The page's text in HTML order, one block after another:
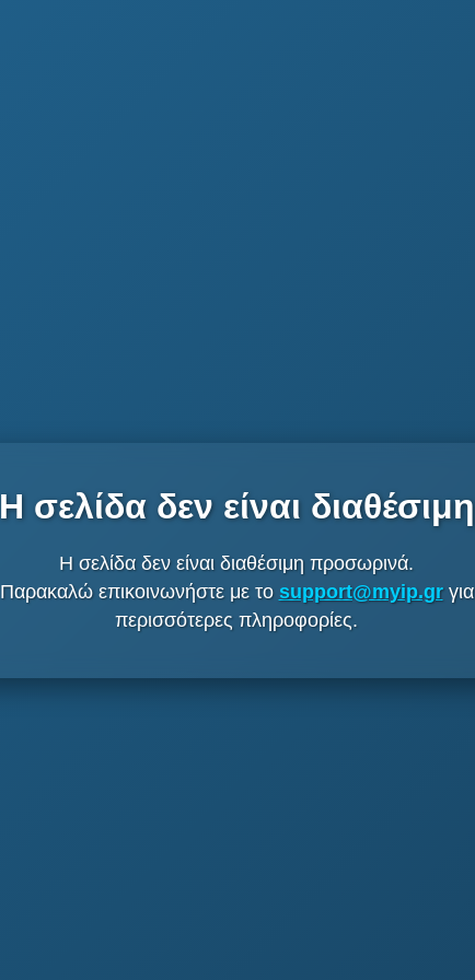
Η σελίδα δεν είναι διαθέσιμη
Η σελίδα δεν είναι διαθέσιμη προσωρινά.
Παρακαλώ επικοινωνήστε με το support@myip.grγια
περισσότερες πληροφορίες.